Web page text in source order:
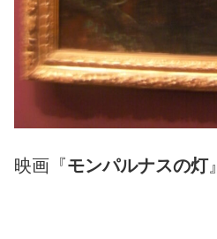
映画『モンパルナスの灯』